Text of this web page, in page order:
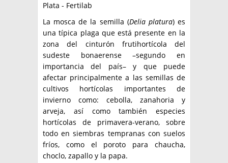
Plata - Fertilab
La mosca de la semilla (Deliaplatura) es
una típica plaga que está presente en la
zona del cinturón frutihortícola del
sudeste bonaerense –segundo en
importancia del país– y que puede
afectar principalmente a las semillas de
cultivos hortícolas importantes de
invierno como: cebolla, zanahoria y
arveja, así como también especies
hortícolas de primavera-verano, sobre
todo en siembras tempranas con suelos
fríos, como el poroto para chaucha,
choclo, zapallo y la papa.